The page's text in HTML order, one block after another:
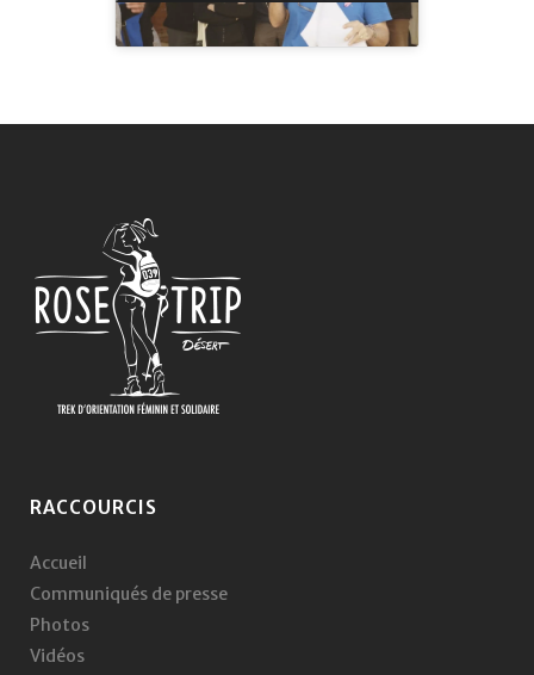
RACCOURCIS
Accueil
Communiqués de presse
Photos
Vidéos